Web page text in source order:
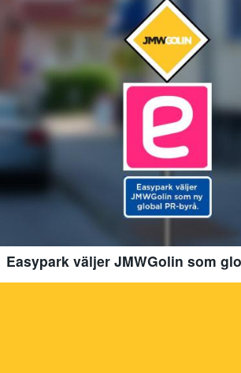
Easypark väljer JMWGolin som